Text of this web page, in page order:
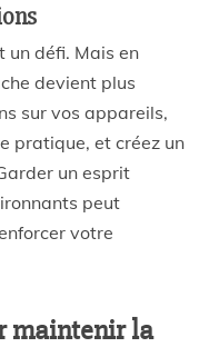
un défi. Mais en
devient plus
sur vos appareils,
pratique, et créez un
un esprit
peut
votre
maintenir la